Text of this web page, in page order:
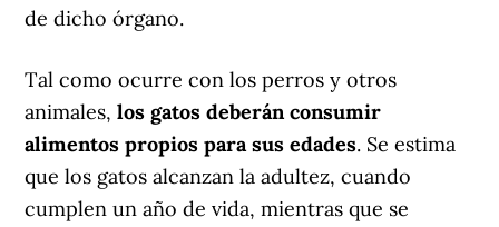
de dicho órgano.
Tal como ocurre con los perros y otros
animales,los gatos deberán consumir
alimentos propios para sus edades. Se estima
que los gatos alcanzan la adultez, cuando
cumplen un año de vida, mientras que se